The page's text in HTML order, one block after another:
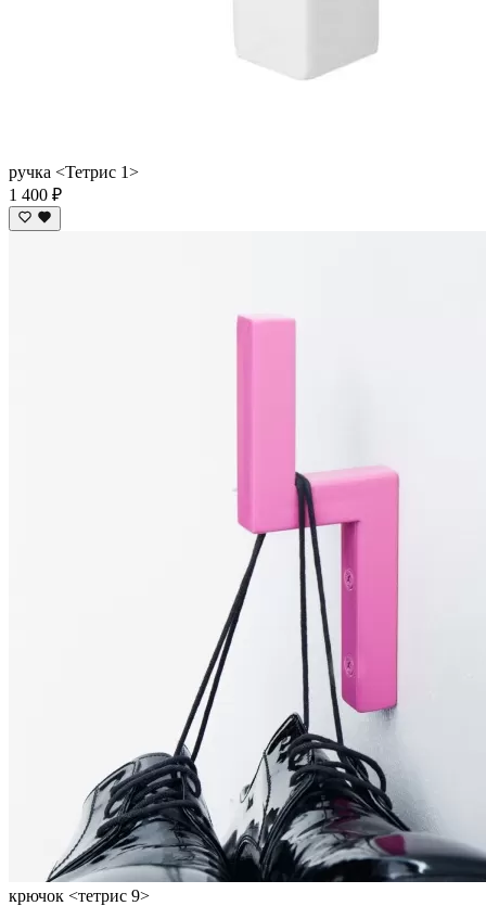
ручка <Тетрис 1>
1 400 ₽
крючок <тетрис 9>